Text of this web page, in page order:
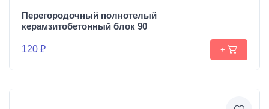
Перегородочный полнотелый
керамзитобетонный блок 90
120 ₽ +